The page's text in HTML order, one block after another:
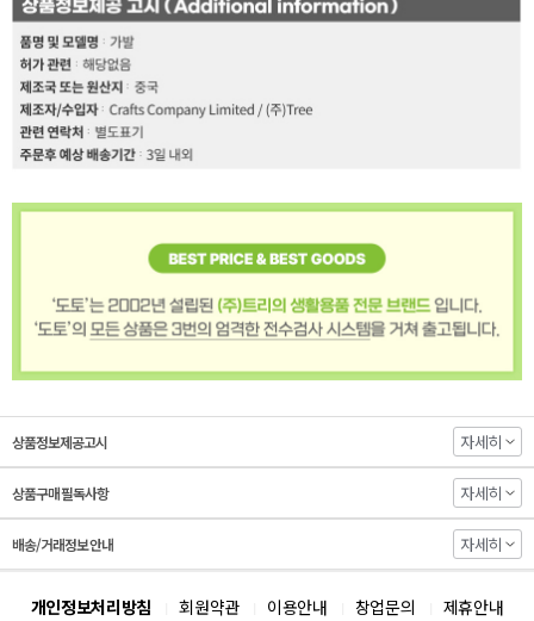
상품정보제공고시 자세히
상품구매 필독사항 자세히
배송/거래정보 안내 자세히
개인정보처리방침 회원약관 이용안내 창업문의 제휴안내